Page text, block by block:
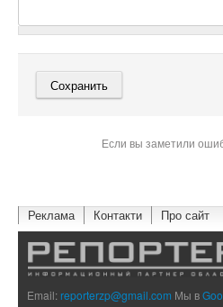
Если вы заметили
Реклама Контакти Про сайт
Email:reporterzp@gmail.com Мы в